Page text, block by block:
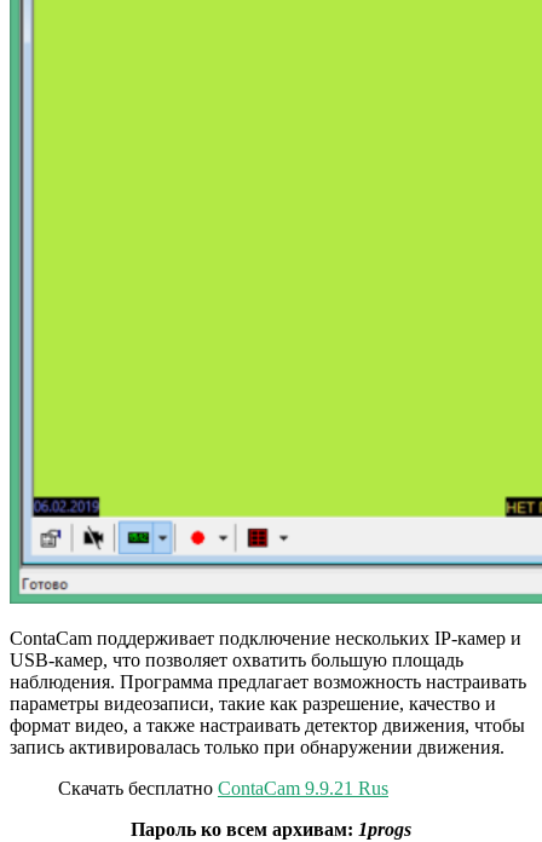
ContaCam поддерживает подключение нескольких IP-камер и
USB-камер, что позволяет охватить большую площадь
наблюдения. Программа предлагает возможность настраивать
параметры видеозаписи, такие как разрешение, качество и
формат видео, а также настраивать детектор движения, чтобы
запись активировалась только при обнаружении движения.
Скачать бесплатно ContaCam 9.9.21 Rus
Пароль ко всем архивам: 1progs